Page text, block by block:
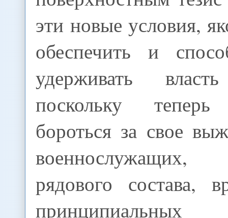
эти новые условия,
обеспечить и
удерживать
поскольку
бороться за свое
рядового состава,
принципиальных